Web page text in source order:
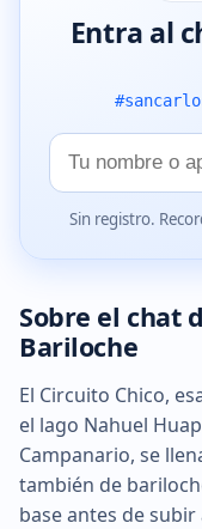
Entra al
Tu
nombre
Sin registro.
Sobre el chat
Bariloche
El Circuito Chico,
el lago Nahuel
Campanario, se
también de
base antes de